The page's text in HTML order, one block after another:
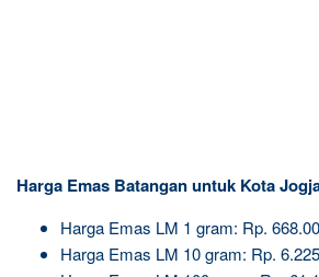
Harga Emas Batangan untuk Kota
Harga Emas LM 1 gram: Rp.
Harga Emas LM 10 gram: Rp.